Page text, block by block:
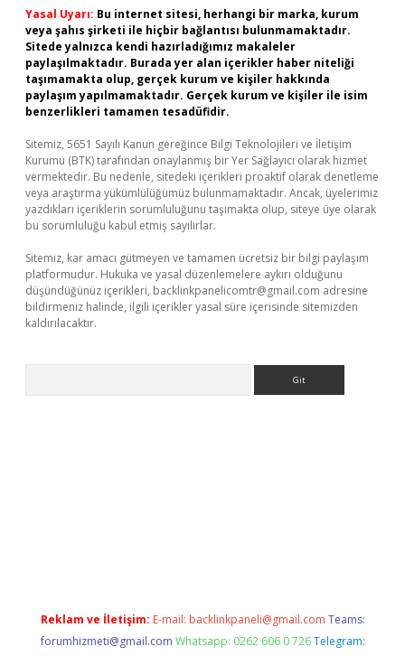
Yasal Uyarı: Bu internet sitesi, herhangi bir marka, kurum
veya şahıs şirketi ile hiçbir bağlantısı bulunmamaktadır.
Sitede yalnızca kendi hazırladığımız makaleler
paylaşılmaktadır. Burada yer alan içerikler haber niteliği
taşımamakta olup, gerçek kurum ve kişiler hakkında
paylaşım yapılmamaktadır. Gerçek kurum ve kişiler ile isim
benzerlikleri tamamen tesadüfidir.
Sitemiz, 5651 Sayılı Kanun gereğince Bilgi Teknolojileri ve İletişim
Kurumu (BTK) tarafından onaylanmış bir Yer Sağlayıcı olarak hizmet
vermektedir. Bu nedenle, sitedeki içerikleri proaktif olarak denetleme
veya araştırma yükümlülüğümüz bulunmamaktadır. Ancak, üyelerimiz
yazdıkları içeriklerin sorumluluğunu taşımakta olup, siteye üye olarak
bu sorumluluğu kabul etmiş sayılırlar.
Sitemiz, kar amacı gütmeyen ve tamamen ücretsiz bir bilgi paylaşım
platformudur. Hukuka ve yasal düzenlemelere aykırı olduğunu
düşündüğünüz içerikleri, backlinkpanelicomtr@gmail.com adresine
bildirmeniz halinde, ilgili içerikler yasal süre içerisinde sitemizden
kaldırılacaktır.
Reklam ve İletişim: E-mail: backlinkpaneli@gmail.com Teams:
forumhizmeti@gmail.com Whatsapp: 0262 606 0 726 Telegram: